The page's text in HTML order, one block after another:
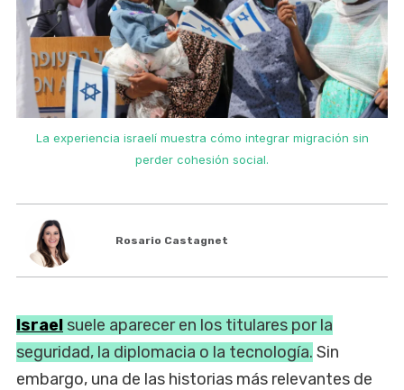
La experiencia israelí muestra cómo integrar migración sin
perder cohesión social.
Rosario Castagnet
Israel suele aparecer en los titulares por la
seguridad, la diplomacia o la tecnología. Sin
embargo, una de las historias más relevantes de